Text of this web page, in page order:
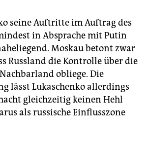
seine Auftritte im Auftrag des
in Absprache mit Putin
Moskau betont zwar
Russland die Kontrolle über die
obliege. Die
lässt Lukaschenko allerdings
gleichzeitig keinen Hehl
als russische Einflusszone